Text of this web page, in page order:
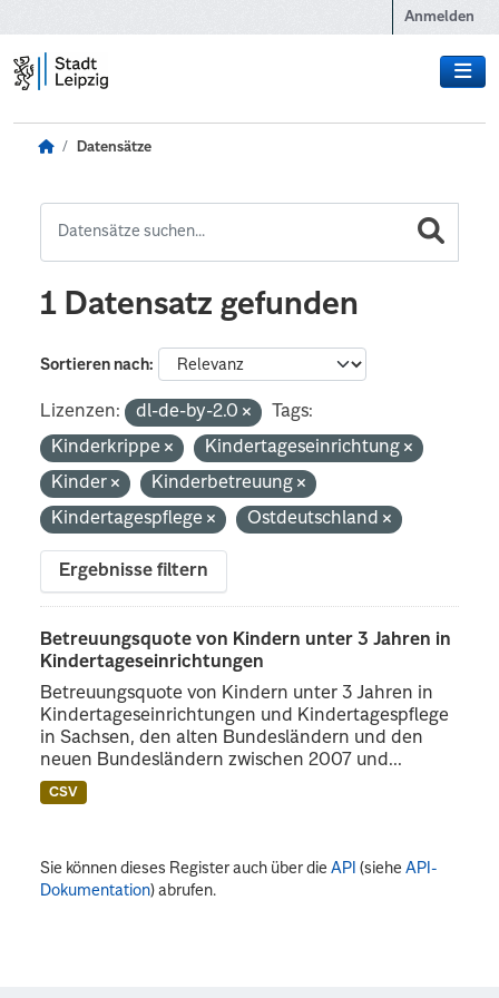
Anmelden
Datensätze
1 Datensatz gefunden
Sortieren nach
Lizenzen: dl-de-by-2.0
Tags:
Kinderkrippe
Kindertageseinrichtung
Kinder
Kinderbetreuung
Kindertagespflege
Ostdeutschland
Ergebnisse filtern
Betreuungsquote von Kindern unter 3 Jahren in
Kindertageseinrichtungen
Betreuungsquote von Kindern unter 3 Jahren in
Kindertageseinrichtungen und Kindertagespflege
in Sachsen, den alten Bundesländern und den
neuen Bundesländern zwischen 2007 und...
CSV
Sie können dieses Register auch über dieAPI (sieheAPI-
Dokumentation) abrufen.